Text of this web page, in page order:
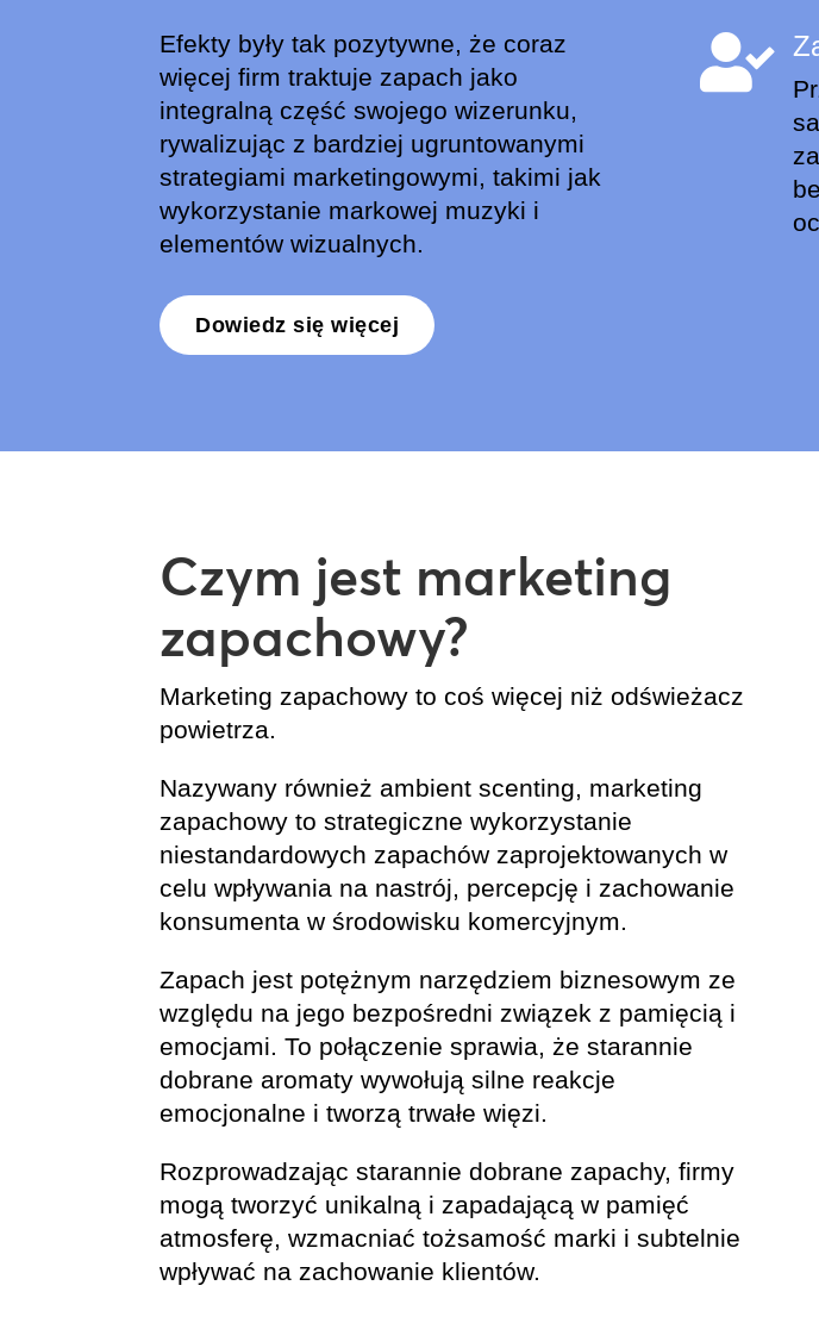
Efekty były tak pozytywne, że coraz
więcej firm traktuje zapach jako
integralną część swojego wizerunku,
rywalizując z bardziej ugruntowanymi
strategiami marketingowymi, takimi jak
wykorzystanie markowej muzyki i
elementów wizualnych.
Dowiedz się więcej

Czym jest marketing
zapachowy?
Marketing zapachowy to coś więcej niż odświeżacz
powietrza.
Nazywany również ambient scenting, marketing
zapachowy to strategiczne wykorzystanie
niestandardowych zapachów zaprojektowanych w
celu wpływania na nastrój, percepcję i zachowanie
konsumenta w środowisku komercyjnym.
Zapach jest potężnym narzędziem biznesowym ze
względu na jego bezpośredni związek z pamięcią i
emocjami. To połączenie sprawia, że starannie
dobrane aromaty wywołują silne reakcje
emocjonalne i tworzą trwałe więzi.
Rozprowadzając starannie dobrane zapachy, firmy
mogą tworzyć unikalną i zapadającą w pamięć
atmosferę, wzmacniać tożsamość marki i subtelnie
wpływać na zachowanie klientów.